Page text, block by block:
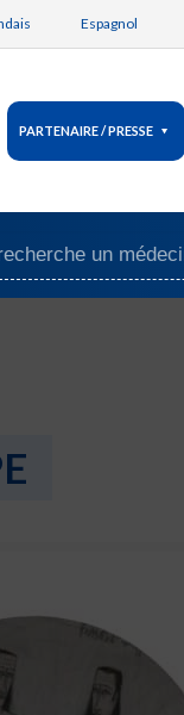
Espagnol
PARTENAIRE / PRESSE